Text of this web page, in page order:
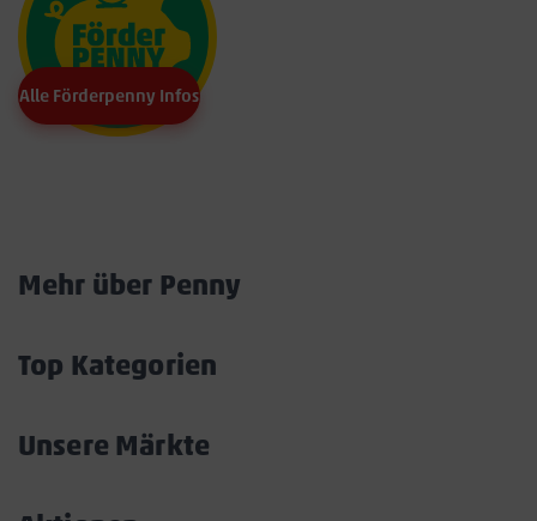
Alle Förderpenny Infos
Mehr über Penny
Top Kategorien
Unsere Märkte